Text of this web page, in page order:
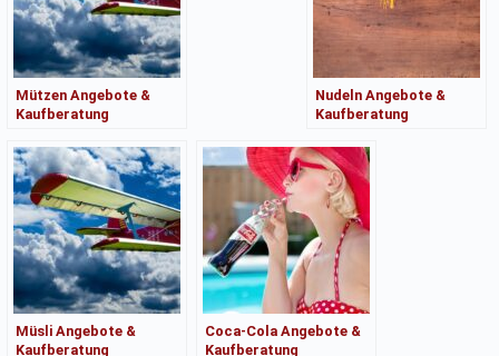
Mützen Angebote &
Kaufberatung
Nudeln Angebote &
Kaufberatung
Müsli Angebote &
Kaufberatung
Coca-Cola Angebote &
Kaufberatung